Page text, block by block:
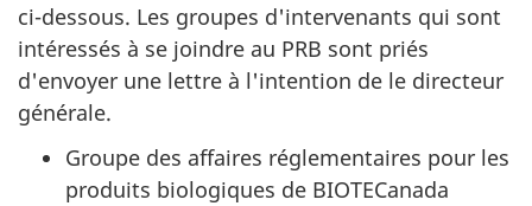
ci-dessous. Les groupes d'intervenants qui sont
intéressés à se joindre au PRB sont priés
d'envoyer une lettre à l'intention de le directeur
générale.
Groupe des affaires réglementaires pour les
produits biologiques de BIOTECanada